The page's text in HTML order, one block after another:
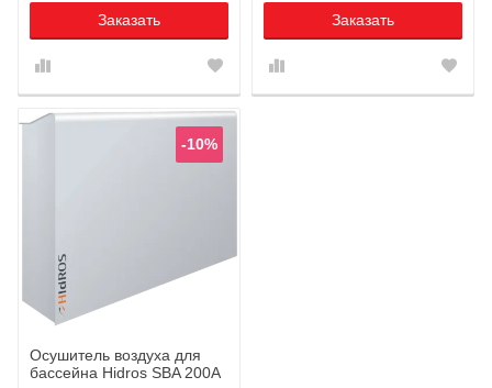
Заказать Заказать
-10%
Осушитель воздуха для
бассейна Hidros SBA 200A